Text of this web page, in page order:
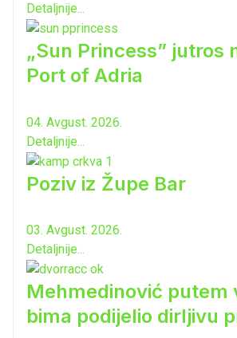
Detaljnije...
„Sun Princess” jutros
Port of Adria
04. Avgust. 2026.
Detaljnije...
Poziv iz Župe Bar
03. Avgust. 2026.
Detaljnije...
Mehmedinović putem
bima podijelio dirljivu